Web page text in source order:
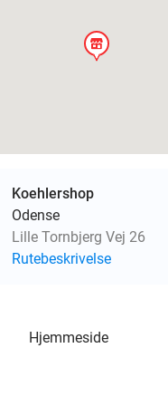
store
Koehlershop
Odense
Lille Tornbjerg Vej 26
Rutebeskrivelse
Hjemmeside